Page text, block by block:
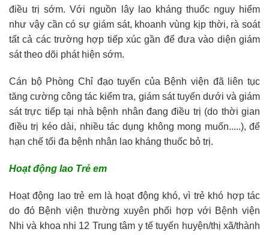
điều trị sớm. Với nguồn lây lao kháng thuốc nguy hiểm
như vậy cần có sự giám sát, khoanh vùng kịp thời, rà soát
tất cả các trường hợp tiếp xúc gần để đưa vào diện giám
sát theo dõi phát hiện sớm.
Cán bộ Phòng Chỉ đạo tuyến của Bệnh viện đã liên tục
tăng cường công tác kiểm tra, giám sát tuyến dưới và giám
sát trực tiếp tại nhà bệnh nhân đang điều trị (do thời gian
điều trị kéo dài, nhiều tác dụng không mong muốn.....), để
hạn chế tối đa bệnh nhân lao kháng thuốc bỏ trị.
Hoạt động lao Trẻ em
Hoạt động lao trẻ em là hoạt động khó, vì trẻ khó hợp tác
do đó Bệnh viện thường xuyên phối hợp với Bệnh viện
Nhi và khoa nhi 12 Trung tâm y tế tuyến huyện/thị xã/thành